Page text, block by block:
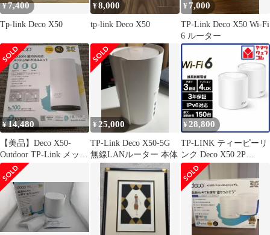
¥7,400
Tp-link Deco X50
¥8,000
tp-link Deco X50
¥ 7,000
TP-Link Deco X50 Wi-Fi
6 ルーター
¥14,480
【美品】Deco X50-
Outdoor TP-Link メッシ
ュWi-Fi 6
¥25,000
TP-Link Deco X50-5G
無線LANルーター 本体
¥28,800
TP-LINK ティーピーリ
ンク Deco X50 2P
AX3000 Wi-Fi 6メッシ
ュWi-Fiシステム 3年保
証 DECO X50 2P